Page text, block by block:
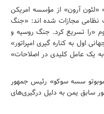
«لئون آرون» از مؤسسه امریکن
نظامی مجازات شده اند: «جنگ
دوم «را تسریع کرد. جنگ روسیه و
جهانی اول به کناره گیری امپراتور»
یک عامل کلیدی در اصلاحات»
سسه سوکو» رئیس جمهور
سابق یمن به دلیل درگیری‌های